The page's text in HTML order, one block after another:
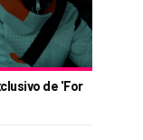
de 'For